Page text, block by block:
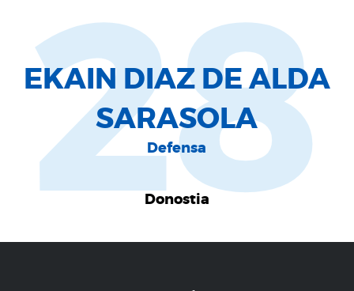
EKAIN DIAZ DE ALDA
SARASOLA
Defensa
Donostia
28